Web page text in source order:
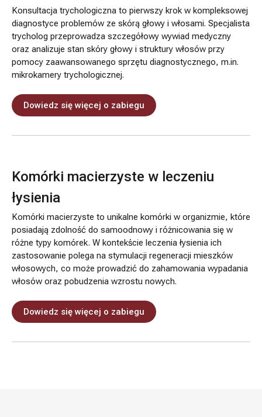
Konsultacja trychologiczna to pierwszy krok w kompleksowej
diagnostyce problemów ze skórą głowy i włosami. Specjalista
trycholog przeprowadza szczegółowy wywiad medyczny
oraz analizuje stan skóry głowy i struktury włosów przy
pomocy zaawansowanego sprzętu diagnostycznego, m.in.
mikrokamery trychologicznej.
Dowiedz się więcej o zabiegu
Komórki macierzyste w leczeniu
łysienia
Komórki macierzyste to unikalne komórki w organizmie, które
posiadają zdolność do samoodnowy i różnicowania się w
różne typy komórek. W kontekście leczenia łysienia ich
zastosowanie polega na stymulacji regeneracji mieszków
włosowych, co może prowadzić do zahamowania wypadania
włosów oraz pobudzenia wzrostu nowych.
Dowiedz się więcej o zabiegu